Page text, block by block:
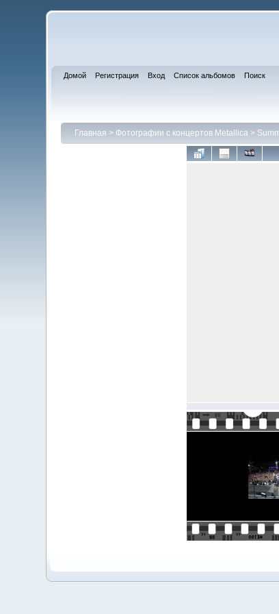
Домой Регистрация Вход Список альбомов Поиск
Главная > Фотографии с концертов Metallica>